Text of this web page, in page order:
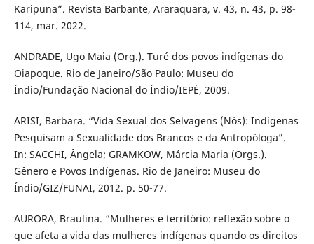
Karipuna”. Revista Barbante, Araraquara, v. 43, n. 43, p. 98-
114, mar. 2022.
ANDRADE, Ugo Maia (Org.). Turé dos povos indígenas do
Oiapoque. Rio de Janeiro/São Paulo: Museu do
Índio/Fundação Nacional do Índio/IEPÉ, 2009.
ARISI, Barbara. “Vida Sexual dos Selvagens (Nós): Indígenas
Pesquisam a Sexualidade dos Brancos e da Antropóloga”.
In: SACCHI, Ângela; GRAMKOW, Márcia Maria (Orgs.).
Gênero e Povos Indígenas. Rio de Janeiro: Museu do
Índio/GIZ/FUNAI, 2012. p. 50-77.
AURORA, Braulina. “Mulheres e território: reflexão sobre o
que afeta a vida das mulheres indígenas quando os direitos